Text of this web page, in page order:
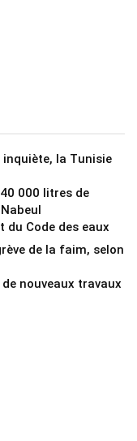
inquiète, la Tunisie
000 litres de
du Code des eaux
de la faim, selon
nouveaux travaux